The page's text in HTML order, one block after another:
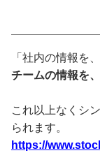
「社内の情報を
チームの情報を
これ以上なくシ
られます。
https://